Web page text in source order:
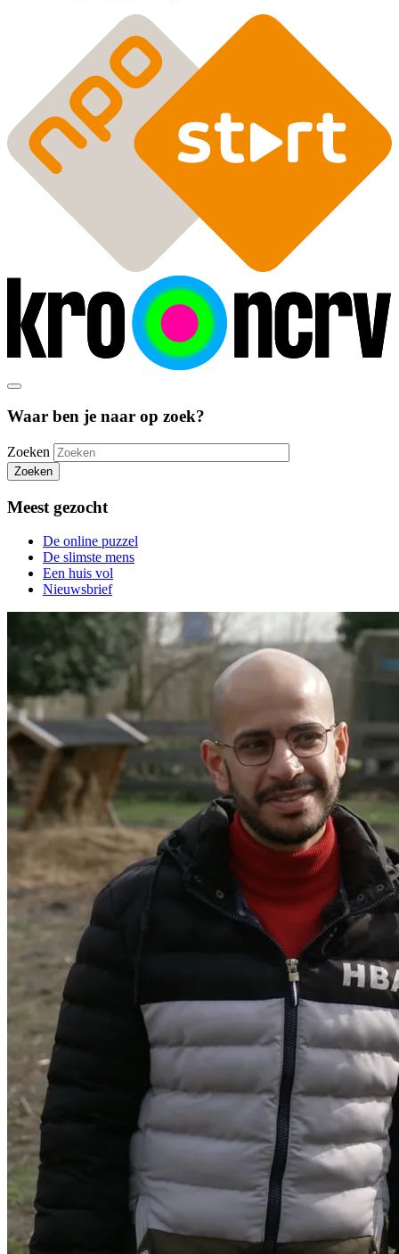
Waar ben je naar op zoek?
Zoeken
Zoeken
Meest gezocht
De online puzzel
De slimste mens
Een huis vol
Nieuwsbrief